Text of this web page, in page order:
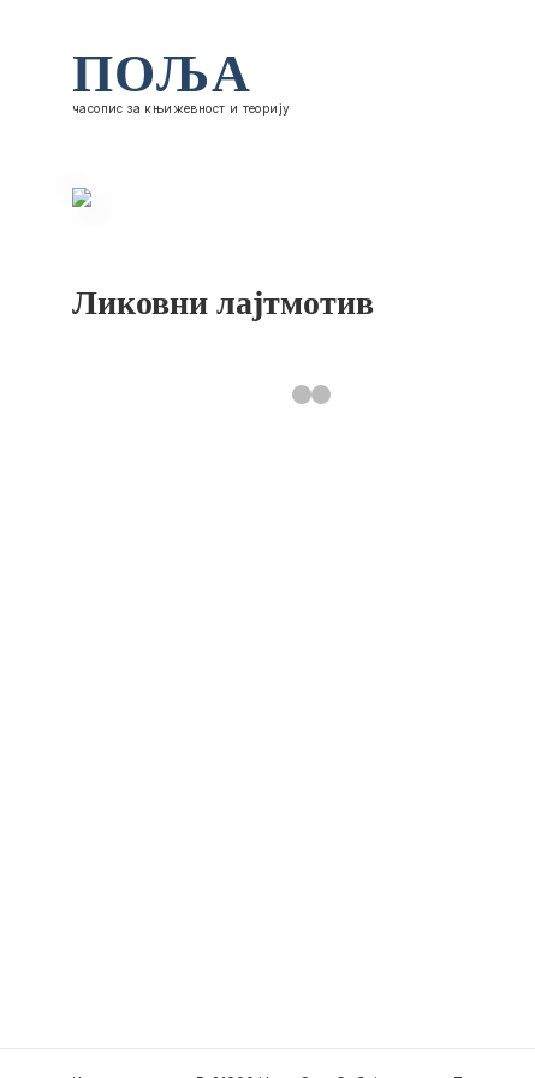
ПОЉА
часопис за књижевност и теорију
Ликовни лајтмотив